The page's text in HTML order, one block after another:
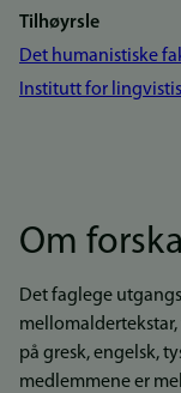
Tilhøyrsle
Det humanistiske
Institutt for
Om
Det faglege
på gresk, engelsk,
medlemmene er